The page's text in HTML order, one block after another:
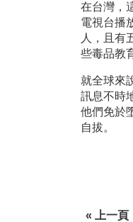
在台灣，
電視台播
人，且有
些毒品教
就全球來
訊息不時
他們免於
自拔。
« 上一頁